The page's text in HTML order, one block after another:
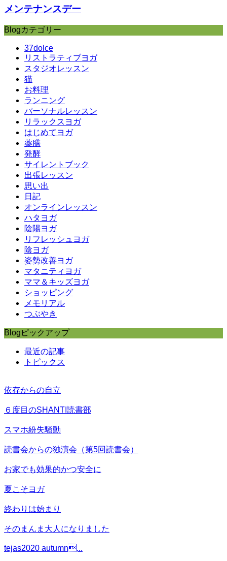
メンテナンスデー
Blogカテゴリー
37dolce
リストラティブヨガ
スタジオレッスン
猫
お料理
ランニング
パーソナルレッスン
リラックスヨガ
はじめてヨガ
薬膳
発酵
サイレントブック
出張レッスン
思い出
日記
オンラインレッスン
ハタヨガ
陰陽ヨガ
リフレッシュヨガ
陰ヨガ
姿勢改善ヨガ
マタニティヨガ
ママ＆キッズヨガ
ショッピング
メモリアル
つぶやき
Blogピックアップ
最近の記事
トピックス
依存からの自立
６度目のSHANTI読書部
スマホ紛失騒動
読書会からの独演会（第5回読書会）
お家でも効果的かつ安全に
夏こそヨガ
終わりは始まり
そのまんま大人になりました
tejas2020 autumn...